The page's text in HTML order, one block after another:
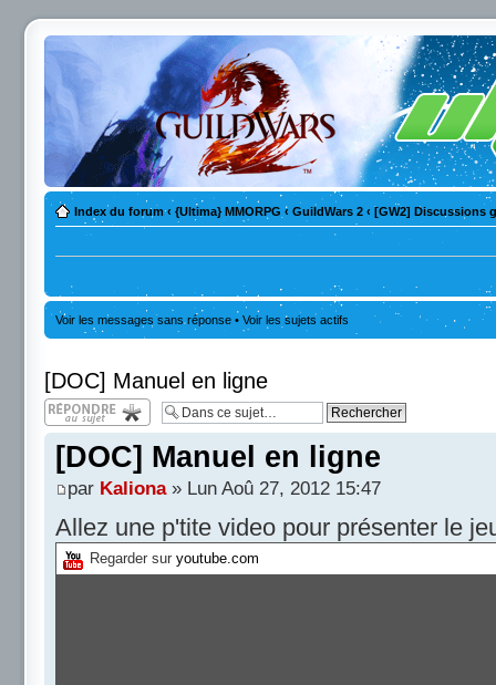
Index du forum ‹ {Ultima} MMORPG ‹ GuildWars 2 ‹ [GW2] Discussions
Voir les messages sans réponse • Voir les sujets actifs
[DOC] Manuel en ligne
Répondre
[DOC] Manuel en ligne
par Kaliona» Lun Aoû 27, 2012 15:47
Allez une p'tite video pour présenter le
Regarder sur youtube.com